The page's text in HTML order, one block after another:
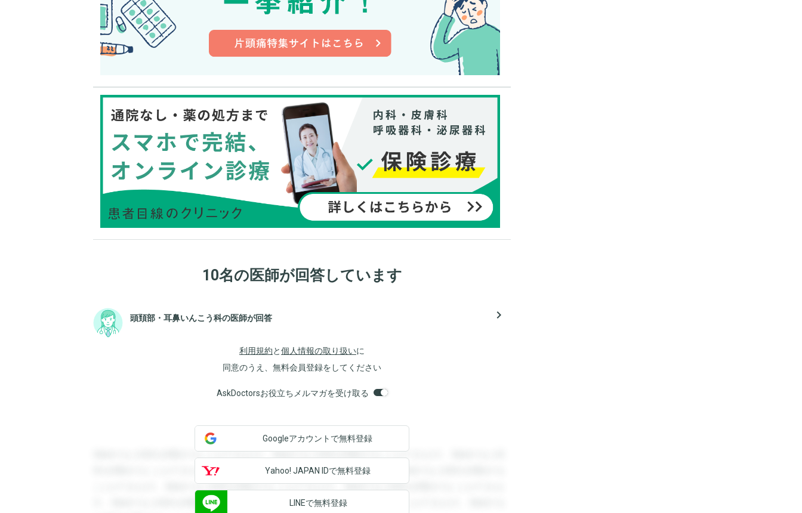
10名の医師が回答しています
頭頚部・耳鼻いんこう科の医師が回答 navigate_next
利用規約と個人情報の取り扱いに
同意のうえ、無料会員登録をしてください
AskDoctorsお役立ちメルマガを受け取る
登録すると回答を閲覧することができます。登録すると回答を閲覧することができます。登録すると回
答を閲覧することができます。登録すると回答を閲覧することができます。登録すると回答を閲覧する
ことができます。登録すると回答を閲覧することができます。登録すると回答を閲覧することができま
す。登録すると回答を閲覧することができます。登録すると回答を閲覧することができます。登録する
Googleアカウントで無料登録
Yahoo! JAPAN IDで無料登録
LINEで無料登録